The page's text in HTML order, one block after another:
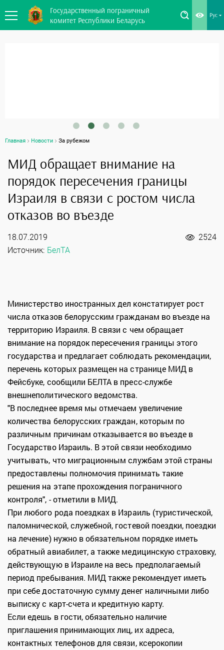
Государственный пограничный
комитет Республики Беларусь
Рус
Главная Новости За рубежом
МИД обращает внимание на
порядок пересечения границы
Израиля в связи с ростом числа
отказов во въезде
18.07.2019
2524
Источник: БелТА
Министерство иностранных дел констатирует рост
числа отказов белорусским гражданам во въезде на
территорию Израиля. В связи с чем обращает
внимание на порядок пересечения границы этого
государства и предлагает соблюдать рекомендации,
перечень которых размещен на странице МИД в
Фейсбуке, сообщили БЕЛТА в пресс-службе
внешнеполитического ведомства.
"В последнее время мы отмечаем увеличение
количества белорусских граждан, которым по
различным причинам отказывается во въезде в
Государство Израиль. В этой связи необходимо
учитывать, что миграционным службам этой страны
предоставлены полномочия принимать такие
решения на этапе прохождения пограничного
контроля", - отметили в МИД.
При любого рода поездках в Израиль (туристической,
паломнической, служебной, гостевой поездки, поездки
на лечение) нужно в обязательном порядке иметь
обратный авиабилет, а также медицинскую страховку,
действующую в Израиле на весь предполагаемый
период пребывания. МИД также рекомендует иметь
при себе достаточную сумму денег наличными либо
выписку с карт-счета и кредитную карту.
Если едешь в гости, обязательно наличие
приглашения принимающих лиц, их адреса,
контактных телефонов для связи, ксерокопии